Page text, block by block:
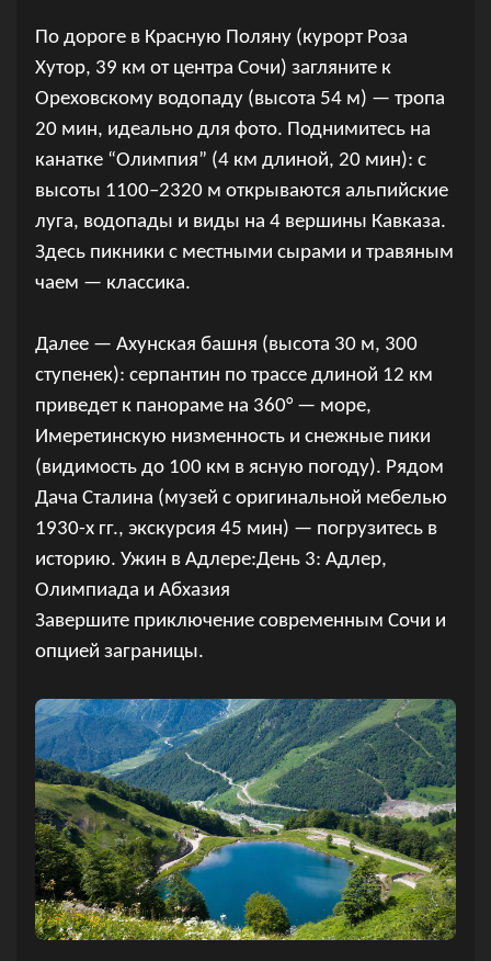
По дороге в Красную Поляну (курорт Роза
Хутор, 39 км от центра Сочи) загляните к
Ореховскому водопаду (высота 54 м) — тропа
20 мин, идеально для фото. Поднимитесь на
канатке “Олимпия” (4 км длиной, 20 мин): с
высоты 1100–2320 м открываются альпийские
луга, водопады и виды на 4 вершины Кавказа.
Здесь пикники с местными сырами и травяным
чаем — классика.
Далее — Ахунская башня (высота 30 м, 300
ступенек): серпантин по трассе длиной 12 км
приведет к панораме на 360° — море,
Имеретинскую низменность и снежные пики
(видимость до 100 км в ясную погоду). Рядом
Дача Сталина (музей с оригинальной мебелью
1930-х гг., экскурсия 45 мин) — погрузитесь в
историю. Ужин в Адлере:День 3: Адлер,
Олимпиада и Абхазия
Завершите приключение современным Сочи и
опцией заграницы.